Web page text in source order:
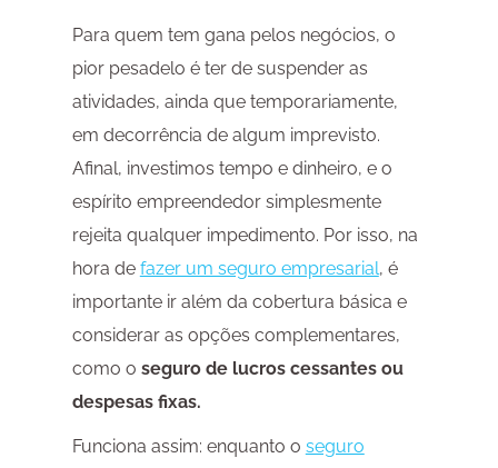
Para quem tem gana pelos negócios, o
pior pesadelo é ter de suspender as
atividades, ainda que temporariamente,
em decorrência de algum imprevisto.
Afinal, investimos tempo e dinheiro, e o
espírito empreendedor simplesmente
rejeita qualquer impedimento. Por isso, na
hora de fazer um seguro empresarial, é
importante ir além da cobertura básica e
considerar as opções complementares,
como o seguro de lucros cessantes ou
despesas fixas.
Funciona assim: enquanto o seguro